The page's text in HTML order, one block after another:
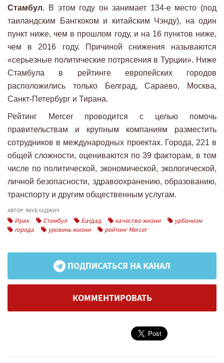
Стамбул. В этом году он занимает 134-е место (под
таиландским Бангкоком и китайским Чэнду), на один
пункт ниже, чем в прошлом году, и на 16 пунктов ниже,
чем в 2016 году. Причиной снижения называются
«серьезные политические потрясения в Турции». Ниже
Стамбула в рейтинге европейских городов
расположились только Белград, Сараево, Москва,
Санкт-Петербург и Тирана.
Рейтинг Mercer проводится с целью помочь
правительствам и крупным компаниям разместить
сотрудников в международных проектах. Города, 221 в
общей сложности, оцениваются по 39 факторам, в том
числе по политической, экономической, экологической,
личной безопасности, здравоохранению, образованию,
транспорту и другим общественным услугам.
АВТОР: ЯКУБ ХАДЖИЧ
Ирак Стамбул Багдад качество жизни
урбанизм
города
уровень жизни рейтинг Mercer
ПОДПИСАТЬСЯ НА КАНАЛ
КОММЕНТИРОВАТЬ